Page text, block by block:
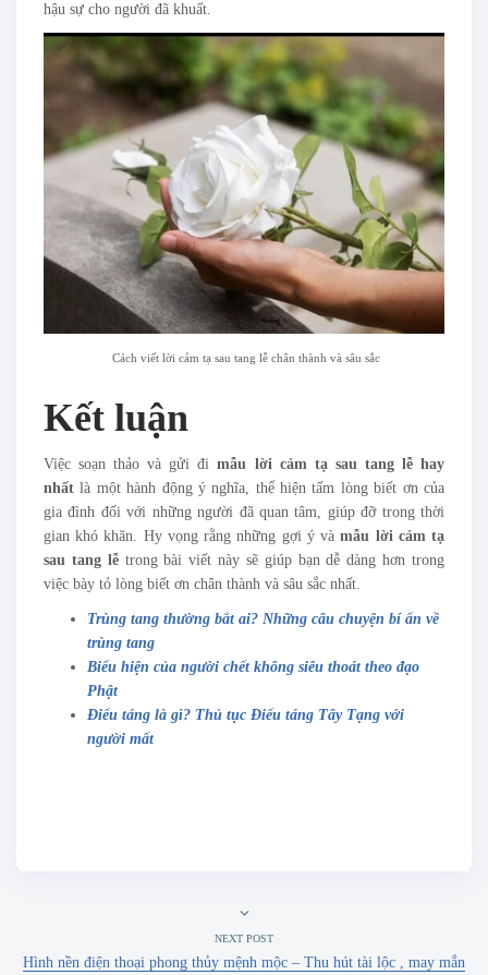
hậu sự cho người đã khuất.
Cách viết lời cảm tạ sau tang lễ chân thành và sâu sắc
Kết luận
Việc soạn thảo và gửi đimẫu lời cảm tạ sau tang lễ hay
nhất là một hành động ý nghĩa, thể hiện tấm lòng biết ơn của
gia đình đối với những người đã quan tâm, giúp đỡ trong thời
gian khó khăn. Hy vọng rằng những gợi ý vàmẫu lời cảm tạ
sau tang lễtrong bài viết này sẽ giúp bạn dễ dàng hơn trong
việc bày tỏ lòng biết ơn chân thành và sâu sắc nhất.
Trùng tang thường bắt ai? Những câu chuyện bí ẩn về
trùng tang
Biểu hiện của người chết không siêu thoát theo đạo
Phật
Điểu táng là gì? Thủ tục Điểu táng Tây Tạng với
người mất
NEXT POST
Hình nền điện thoại phong thủy mệnh mộc – Thu hút tài lộc , may mắn